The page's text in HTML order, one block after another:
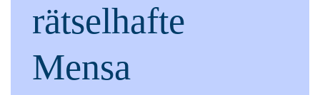
rätselhafte
Mensa